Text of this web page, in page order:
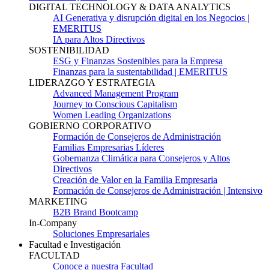
DIGITAL TECHNOLOGY & DATA ANALYTICS
AI Generativa y disrupción digital en los Negocios |
EMERITUS
IA para Altos Directivos
SOSTENIBILIDAD
ESG y Finanzas Sostenibles para la Empresa
Finanzas para la sustentabilidad | EMERITUS
LIDERAZGO Y ESTRATEGIA
Advanced Management Program
Journey to Conscious Capitalism
Women Leading Organizations
GOBIERNO CORPORATIVO
Formación de Consejeros de Administración
Familias Empresarias Líderes
Gobernanza Climática para Consejeros y Altos
Directivos
Creación de Valor en la Familia Empresaria
Formación de Consejeros de Administración | Intensivo
MARKETING
B2B Brand Bootcamp
In-Company
Soluciones Empresariales
Facultad e Investigación
FACULTAD
Conoce a nuestra Facultad